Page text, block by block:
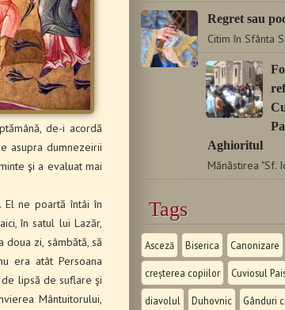
de-i acordă
asupra dumnezeirii
şi a evaluat mai
ne poartă întâi în
în satul lui Lazăr,
zi, sâmbătă, să
era atât Persoana
lipsă de suflare şi
Mântuitorului,
Regret sau
Aghioritul
Tags
Asceză Biserica Canonizare
creșterea copiilor Cuviosul
diavolul Duhovnic Gânduri